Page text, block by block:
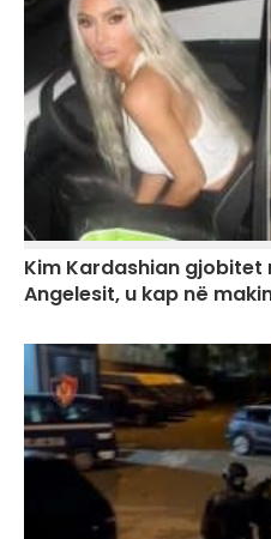
Kim Kardashian gjobitet
Angelesit, u kap në